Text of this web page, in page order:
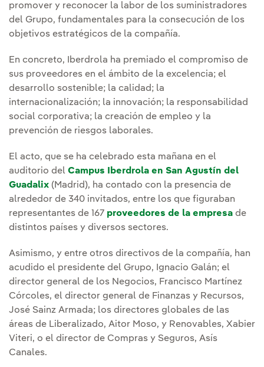
promover y reconocer la labor de los suministradores
del Grupo, fundamentales para la consecución de los
objetivos estratégicos de la compañía.
En concreto, Iberdrola ha premiado el compromiso de
sus proveedores en el ámbito de la excelencia; el
desarrollo sostenible; la calidad; la
internacionalización; la innovación; la responsabilidad
social corporativa; la creación de empleo y la
prevención de riesgos laborales.
El acto, que se ha celebrado esta mañana en el
auditorio del Campus Iberdrola en San Agustín del
Guadalix (Madrid), ha contado con la presencia de
alrededor de 340 invitados, entre los que figuraban
representantes de 167 proveedores de la empresa de
distintos países y diversos sectores.
Asimismo, y entre otros directivos de la compañía, han
acudido el presidente del Grupo, Ignacio Galán; el
director general de los Negocios, Francisco Martínez
Córcoles, el director general de Finanzas y Recursos,
José Sainz Armada; los directores globales de las
áreas de Liberalizado, Aitor Moso, y Renovables, Xabier
Viteri, o el director de Compras y Seguros, Asís
Canales.